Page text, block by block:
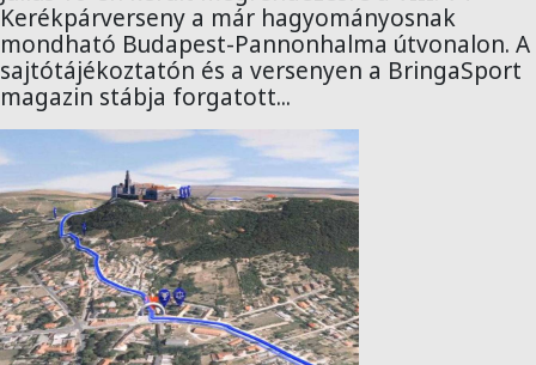
Kerékpárverseny a már hagyományosnak
mondható Budapest-Pannonhalma útvonalon. A
sajtótájékoztatón és a versenyen a BringaSport
magazin stábja forgatott...